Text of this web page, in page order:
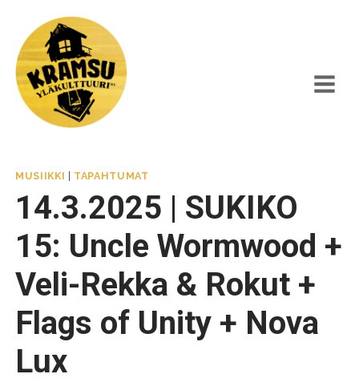
sisältöön
MUSIIKKI TAPAHTUMAT
14.3.2025 | SUKIKO
15: Uncle Wormwood +
Veli-Rekka & Rokut +
Flags of Unity + Nova
Lux